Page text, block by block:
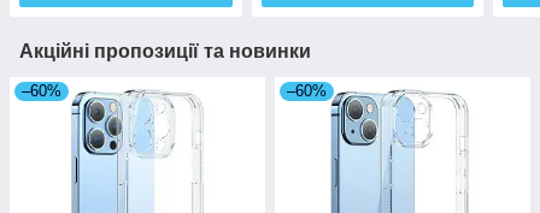
Акційні пропозиції та новинки
–60% –60%